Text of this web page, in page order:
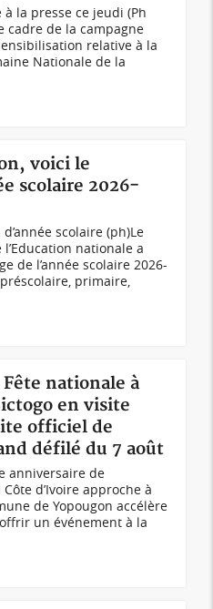
la presse ce jeudi (Ph
cadre de la campagne
relative à la
Nationale de la
voici le
scolaire 2026-
scolaire (ph)Le
nationale a
de l’année scolaire 2026-
primaire,
nationale à
en visite
officiel de
défilé du 7 août
anniversaire de
d’Ivoire approche à
de Yopougon accélère
un événement à la